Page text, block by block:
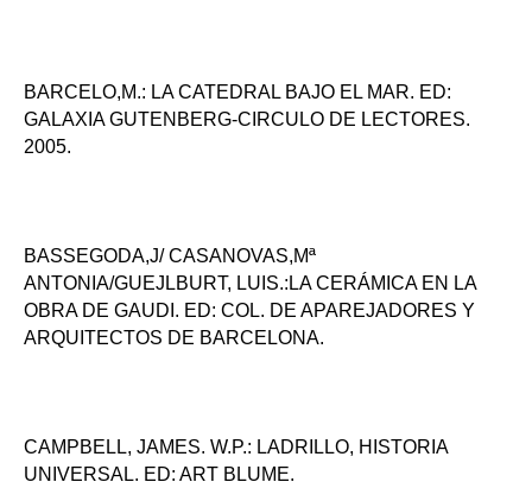
BARCELO,M.: LA CATEDRAL BAJO EL MAR. ED:
GALAXIA GUTENBERG-CIRCULO DE LECTORES.
2005.
BASSEGODA,J/ CASANOVAS,Mª
ANTONIA/GUEJLBURT, LUIS.:LA CERÁMICA EN LA
OBRA DE GAUDI. ED: COL. DE APAREJADORES Y
ARQUITECTOS DE BARCELONA.
CAMPBELL, JAMES. W.P.: LADRILLO, HISTORIA
UNIVERSAL. ED: ART BLUME.